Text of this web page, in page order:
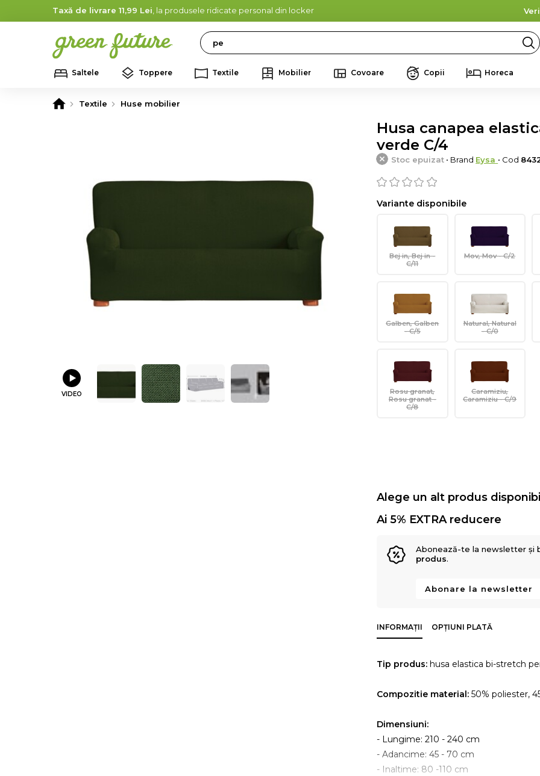
Taxă de livrare 11,99 Lei , la produsele ridicate personal din locker
Search
Saltele Toppere Textile Mobilier Covoare Copii Horeca
Textile Huse mobilier
VIDEO
Husa canapea
verde C/4
Stoc epuizat • Brand Eysa • Cod
Variante disponibile
Bej in, Bej in -
C/11
Mov, Mov - C/2
Galben, Galben
- C/5
Natural, Natural
- C/0
Rosu granat,
Rosu granat -
C/8
Caramiziu,
Caramiziu - C/9
Alege un alt produs
Ai 5% EXTRA reducere
Abonează-te la newsletter și
produs.
Abonare la newsletter
INFORMAȚII OPȚIUNI PLATĂ
Tip produs: husa elastica bi-stretch
Compozitie material: 50% poliester,
Dimensiuni:
- Lungime: 210 - 240 cm
- Adancime: 45 - 70 cm
- Inaltime: 80 -110 cm